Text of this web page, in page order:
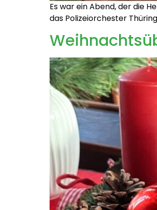
Es war ein Abend, der die
das Polizeiorchester